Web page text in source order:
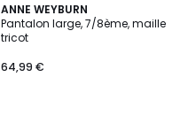
ANNE WEYBURN
Pantalon large, 7/8ème, maille
tricot
64,99 €
4,3
/ 5
2
Couleurs